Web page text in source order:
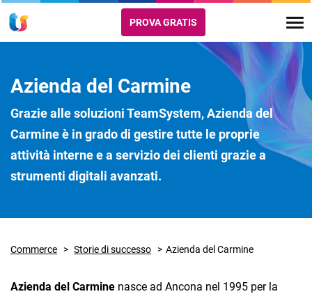
PROVA GRATIS
Azienda del Carmine
Grazie alle soluzioni TeamSystem, Azienda del
Carmine è in grado di gestire tutte le proprie
attività interne e a servizio dei clienti grazie a
strumenti digitali avanzati.
Commerce Storie di successo Azienda del Carmine
Azienda del Carmine nasce ad Ancona nel 1995 per la